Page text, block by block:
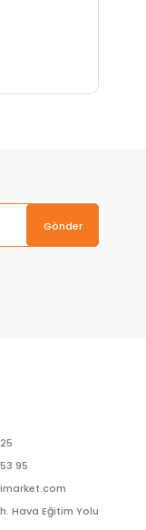
Gönder
95
Hava Eğitim Yolu